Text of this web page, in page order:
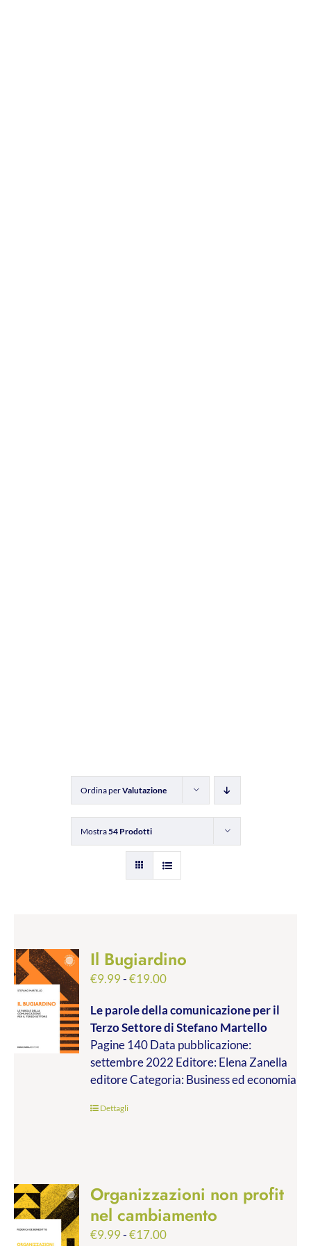
Ordina perValutazione
Mostra54 Prodotti
Il Bugiardino
€9.99-€19.00Fascia
prezzo:
da
€9.99
a
€19.00
Le parole della comunicazione per il
Terzo Settoredi Stefano Martello
Pagine 140 Data pubblicazione:
settembre 2022 Editore: Elena Zanella
editore Categoria: Business ed economia
Dettagli
Organizzazioni non profit
nel cambiamento
€9.99-€17.00Fascia